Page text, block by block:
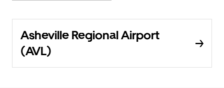
Asheville Regional Airport
(AVL)